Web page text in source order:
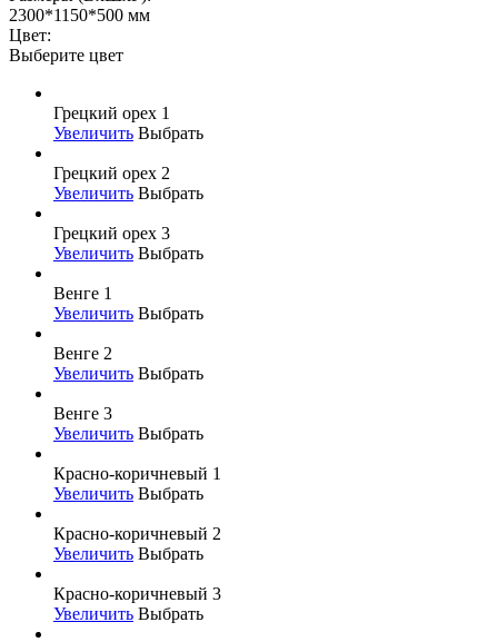
2300*1150*500 мм
Цвет:
Выберите цвет
Грецкий орех 1
Увеличить Выбрать
Грецкий орех 2
Увеличить Выбрать
Грецкий орех 3
Увеличить Выбрать
Венге 1
Увеличить Выбрать
Венге 2
Увеличить Выбрать
Венге 3
Увеличить Выбрать
Красно-коричневый 1
Увеличить Выбрать
Красно-коричневый 2
Увеличить Выбрать
Красно-коричневый 3
Увеличить Выбрать